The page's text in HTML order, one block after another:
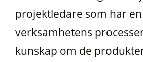
projektledare som har
verksamhetens
kunskap om de